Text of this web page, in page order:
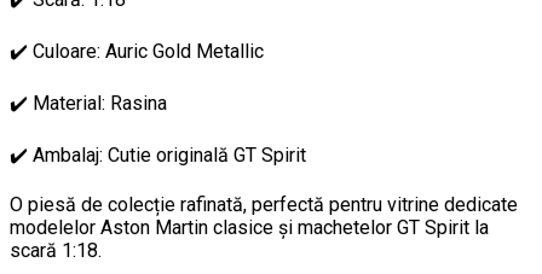
✔️ Culoare: Auric Gold Metallic
✔️ Material: Rasina
✔️ Ambalaj: Cutie originală GT Spirit
O piesă de colecție rafinată, perfectă pentru vitrine dedicate
modelelor Aston Martin clasice și machetelor GT Spirit la
scară 1:18.